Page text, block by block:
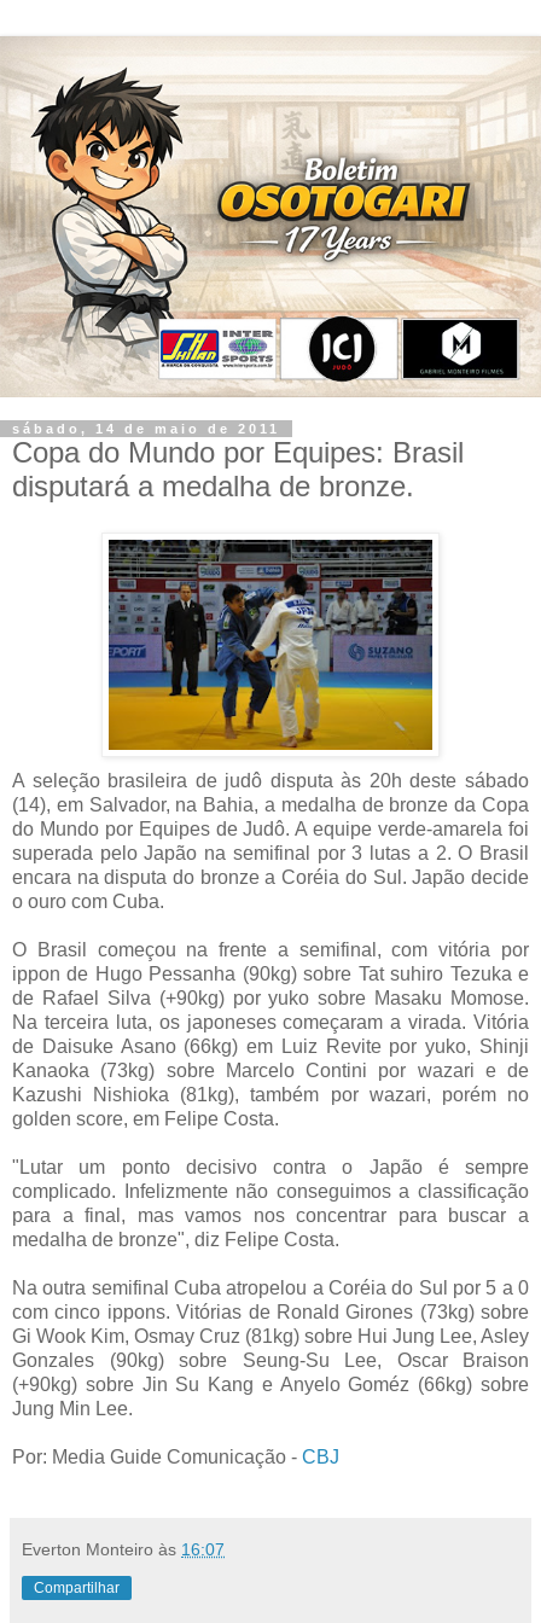
sábado, 14 de maio de 2011
Copa do Mundo por Equipes: Brasil
disputará a medalha de bronze.
A seleção brasileira de judô disputa às 20h deste sábado
(14), em Salvador, na Bahia, a medalha de bronze da Copa
do Mundo por Equipes de Judô. A equipe verde-amarela foi
superada pelo Japão na semifinal por 3 lutas a 2. O Brasil
encara na disputa do bronze a Coréia do Sul. Japão decide
o ouro com Cuba.
O Brasil começou na frente a semifinal, com vitória por
ippon de Hugo Pessanha (90kg) sobre Tat suhiro Tezuka e
de Rafael Silva (+90kg) por yuko sobre Masaku Momose.
Na terceira luta, os japoneses começaram a virada. Vitória
de Daisuke Asano (66kg) em Luiz Revite por yuko, Shinji
Kanaoka (73kg) sobre Marcelo Contini por wazari e de
Kazushi Nishioka (81kg), também por wazari, porém no
golden score, em Felipe Costa.
"Lutar um ponto decisivo contra o Japão é sempre
complicado. Infelizmente não conseguimos a classificação
para a final, mas vamos nos concentrar para buscar a
medalha de bronze", diz Felipe Costa.
Na outra semifinal Cuba atropelou a Coréia do Sul por 5 a 0
com cinco ippons. Vitórias de Ronald Girones (73kg) sobre
Gi Wook Kim, Osmay Cruz (81kg) sobre Hui Jung Lee, Asley
Gonzales (90kg) sobre Seung-Su Lee, Oscar Braison
(+90kg) sobre Jin Su Kang e Anyelo Goméz (66kg) sobre
Jung Min Lee.
Por: Media Guide Comunicação - CBJ
Everton Monteiro às 16:07
Compartilhar